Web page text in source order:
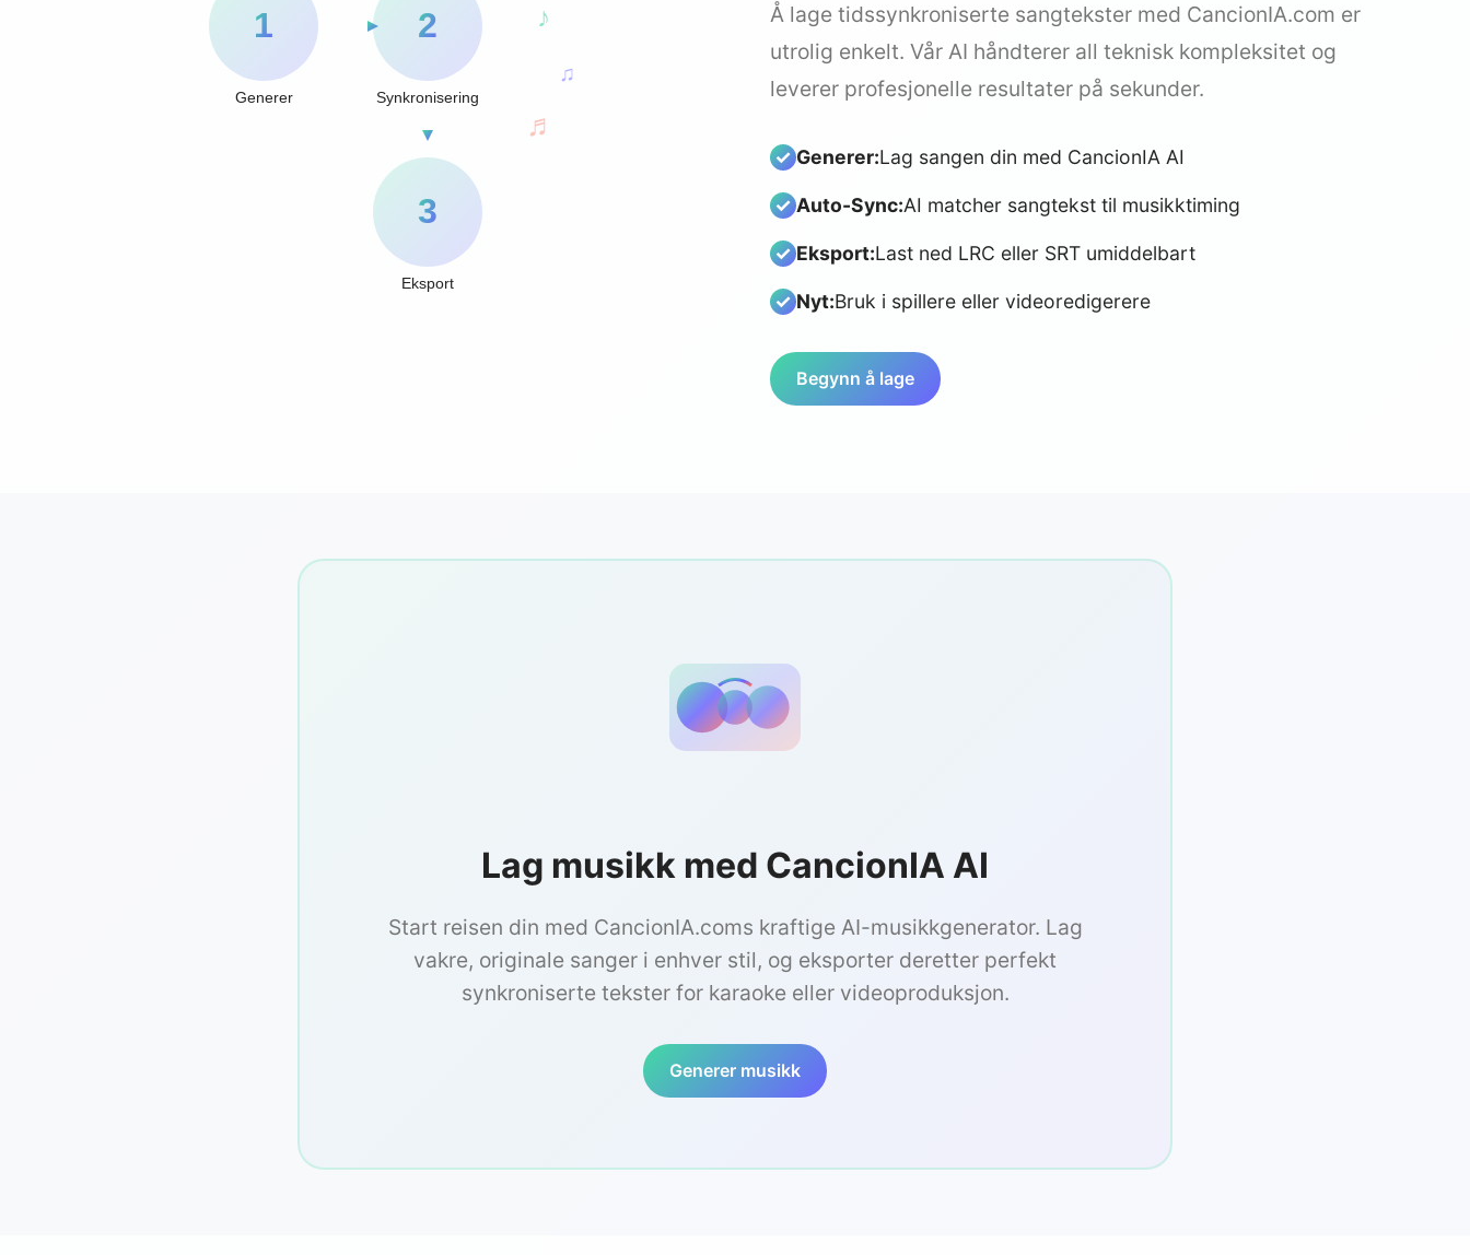
1
Generer
2
Synkronisering
3
Eksport
♪
♫
♬
Å lage tidssynkroniserte sangtekster med CancionIA.com er
utrolig enkelt. Vår AI håndterer all teknisk kompleksitet og
leverer profesjonelle resultater på sekunder.
Generer:Lag sangen din med CancionIA AI
Auto-Sync:AI matcher sangtekst til musikktiming
Eksport:Last ned LRC eller SRT umiddelbart
Nyt:Bruk i spillere eller videoredigerere
Begynn å lage
Lag musikk med CancionIA AI
Start reisen din med CancionIA.coms kraftige AI-musikkgenerator. Lag
vakre, originale sanger i enhver stil, og eksporter deretter perfekt
synkroniserte tekster for karaoke eller videoproduksjon.
Generer musikk